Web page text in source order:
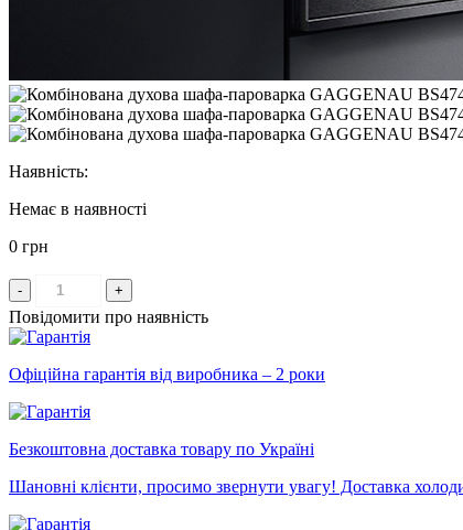
Наявність:
Немає в наявності
0 грн
- +
Повідомити про наявність
Офіційна гарантія від виробника – 2 роки
Безкоштовна доставка товару по Україні
Шановні клієнти, просимо звернути увагу! Доставка